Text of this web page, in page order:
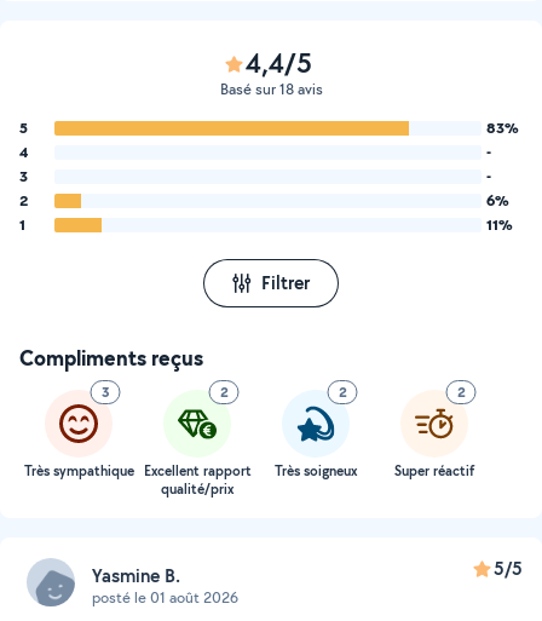
4,4/5
Basé sur 18 avis
5
83%
4
-
3
-
2
6%
1
11%
Filtrer
Compliments reçus
3
Très sympathique
2
Excellent rapport
qualité/prix
2
Très soigneux
2
Super réactif
Yasmine B.
posté le 01 août 2026
5/5